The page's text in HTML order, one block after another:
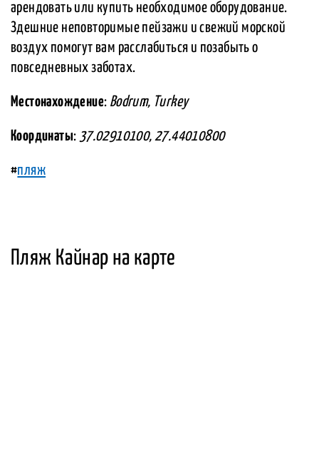
арендовать или купить необходимое оборудование.
Здешние неповторимые пейзажи и свежий морской
воздух помогут вам расслабиться и позабыть о
повседневных заботах.
Местонахождение: Bodrum, Turkey
Координаты: 37.02910100, 27.44010800
#пляж
Пляж Кайнар на карте